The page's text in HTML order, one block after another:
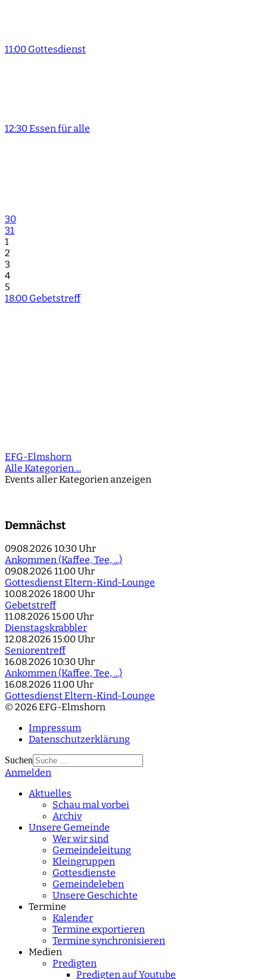
11:00 Gottesdienst
12:30 Essen für alle
30
31
1
2
3
4
5
18:00 Gebetstreff
EFG-Elmshorn
Alle Kategorien ...
Events aller Kategorien anzeigen
Demnächst
09.08.2026 10:30 Uhr
Ankommen (Kaffee, Tee, ...)
09.08.2026 11:00 Uhr
Gottesdienst Eltern-Kind-Lounge
10.08.2026 18:00 Uhr
Gebetstreff
11.08.2026 15:00 Uhr
Dienstagskrabbler
12.08.2026 15:00 Uhr
Seniorentreff
16.08.2026 10:30 Uhr
Ankommen (Kaffee, Tee, ...)
16.08.2026 11:00 Uhr
Gottesdienst Eltern-Kind-Lounge
© 2026 EFG-Elmshorn
Impressum
Datenschutzerklärung
Suchen
Type 2 or more
Anmelden
Aktuelles
Schau mal vorbei
Archiv
Unsere Gemeinde
Wer wir sind
Gemeindeleitung
Kleingruppen
Gottesdienste
Gemeindeleben
Unsere Geschichte
Termine
Kalender
Termine exportieren
Termine synchronisieren
Medien
Predigten
Predigten auf Youtube